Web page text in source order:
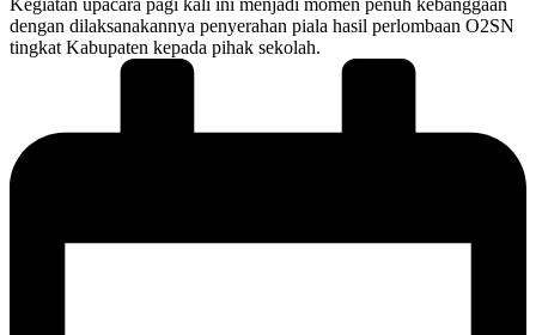
dengan dilaksanakannya penyerahan piala hasil perlombaan O2SN
tingkat Kabupaten kepada pihak sekolah.